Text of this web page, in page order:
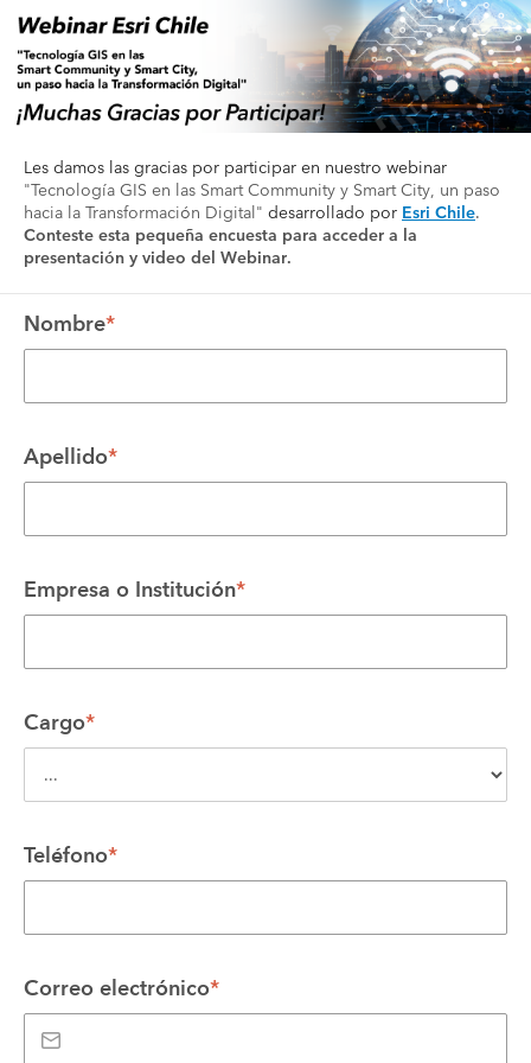
"Tecnología GIS en las Smart Community y Smart City, un paso
hacia la Transformación Digital " desarrollado por Esri Chile
Conteste esta pequeña encuesta para acceder a la
presentación y video del Webinar.
Nombre*
Apellido*
Empresa o Institución*
Cargo*
Teléfono*
Correo electrónico*